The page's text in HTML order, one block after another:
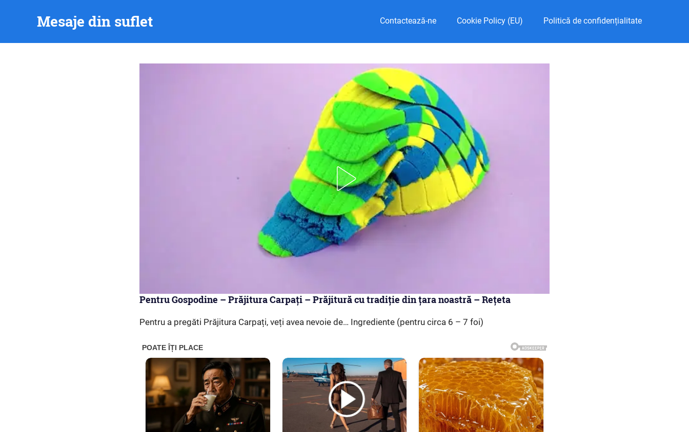
Mesaje din suflet Contactează-ne Cookie Policy (EU) Politică de confidențialitate
Pentru Gospodine – Prăjitura Carpați – Prăjitură cu tradiție din țara noastră – Rețeta
Pentru a pregăti Prăjitura Carpați, veți avea nevoie de… Ingrediente (pentru circa 6 – 7 foi)